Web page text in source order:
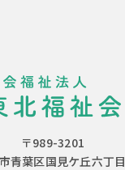
〒989-3201
青葉区国見ケ丘六丁